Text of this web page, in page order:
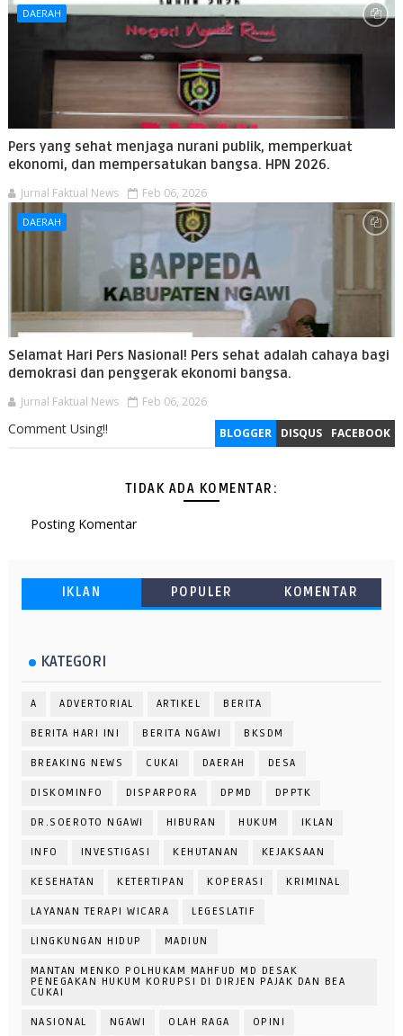
DAERAH
Pers yang sehat menjaga nurani publik, memperkuat
ekonomi, dan mempersatukan bangsa. HPN 2026.
Jurnal Faktual News Feb 06, 2026
DAERAH
Selamat Hari Pers Nasional! Pers sehat adalah cahaya bagi
demokrasi dan penggerak ekonomi bangsa.
Jurnal Faktual News Feb 06, 2026
BLOGGER DISQUS FACEBOOK
Comment Using!!
TIDAK ADA KOMENTAR:
Posting Komentar
IKLAN POPULER KOMENTAR
KATEGORI
A ADVERTORIAL ARTIKEL BERITA
BERITA HARI INI BERITA NGAWI BKSDM
BREAKING NEWS CUKAI DAERAH DESA
DISKOMINFO DISPARPORA DPMD DPPTK
DR.SOEROTO NGAWI HIBURAN HUKUM IKLAN
INFO INVESTIGASI KEHUTANAN KEJAKSAAN
KESEHATAN KETERTIPAN KOPERASI KRIMINAL
LAYANAN TERAPI WICARA LEGESLATIF
LINGKUNGAN HIDUP MADIUN
MANTAN MENKO POLHUKAM MAHFUD MD DESAK
PENEGAKAN HUKUM KORUPSI DI DIRJEN PAJAK DAN BEA
CUKAI
NASIONAL NGAWI OLAH RAGA OPINI